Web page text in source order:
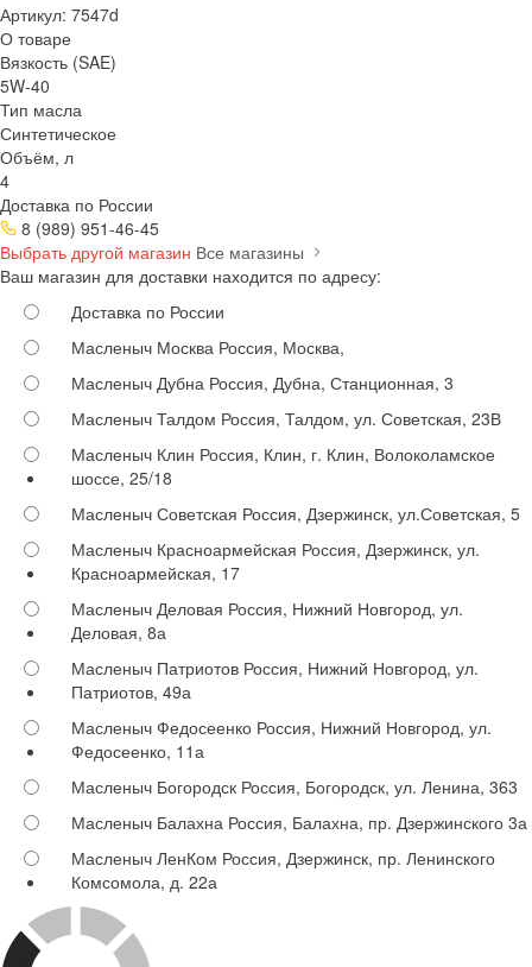
Артикул: 7547d
О товаре
Вязкость (SAE)
5W-40
Тип масла
Синтетическое
Объём, л
4
Доставка по России
8 (989) 951-46-45
Выбрать другой магазин Все магазины
Ваш магазин для доставки находится по адресу:
Доставка по России
Масленыч Москва Россия, Москва,
Масленыч Дубна Россия, Дубна, Станционная, 3
Масленыч Талдом Россия, Талдом, ул. Советская, 23В
Масленыч Клин Россия, Клин, г. Клин, Волоколамское
шоссе, 25/18
Масленыч Советская Россия, Дзержинск, ул.Советская, 5
Масленыч Красноармейская Россия, Дзержинск, ул.
Красноармейская, 17
Масленыч Деловая Россия, Нижний Новгород, ул.
Деловая, 8а
Масленыч Патриотов Россия, Нижний Новгород, ул.
Патриотов, 49а
Масленыч Федосеенко Россия, Нижний Новгород, ул.
Федосеенко, 11а
Масленыч Богородск Россия, Богородск, ул. Ленина, 363
Масленыч Балахна Россия, Балахна, пр. Дзержинского 3а
Масленыч ЛенКом Россия, Дзержинск, пр. Ленинского
Комсомола, д. 22а